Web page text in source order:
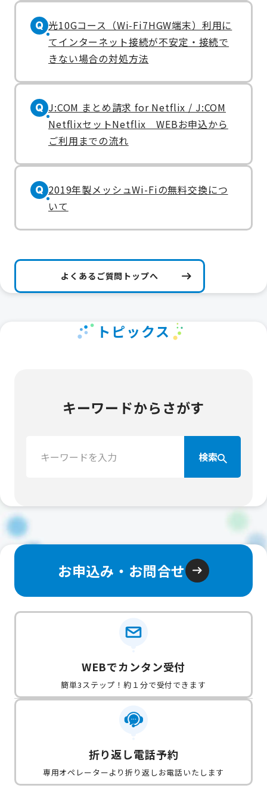
Q 光10Gコース（Wi‑Fi7HGW端末）利用に
てインターネット接続が不安定・接続で
きない場合の対処方法
Q J:COM まとめ請求 for Netflix / J:COM
NetflixセットNetflix WEBお申込から
ご利用までの流れ
Q 2019年製メッシュWi-Fiの無料交換につ
いて
よくあるご質問トップへ
トピックス
キーワードからさがす
索：
検索
お申込み・お問合せ
WEBでカンタン受付
簡単3ステップ！約１分で受付できます
折り返し電話予約
専用オペレーターより折り返しお電話いたします